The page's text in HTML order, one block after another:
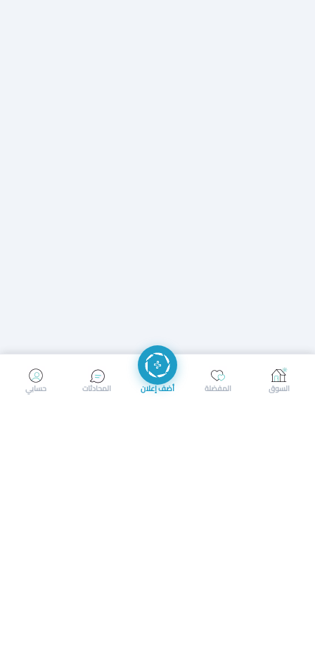
إرسال رسالة إجراء مكالمة
حسابي المحادثات أضف إعلان المفضلة السوق